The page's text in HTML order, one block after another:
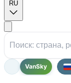
RU
VanSky